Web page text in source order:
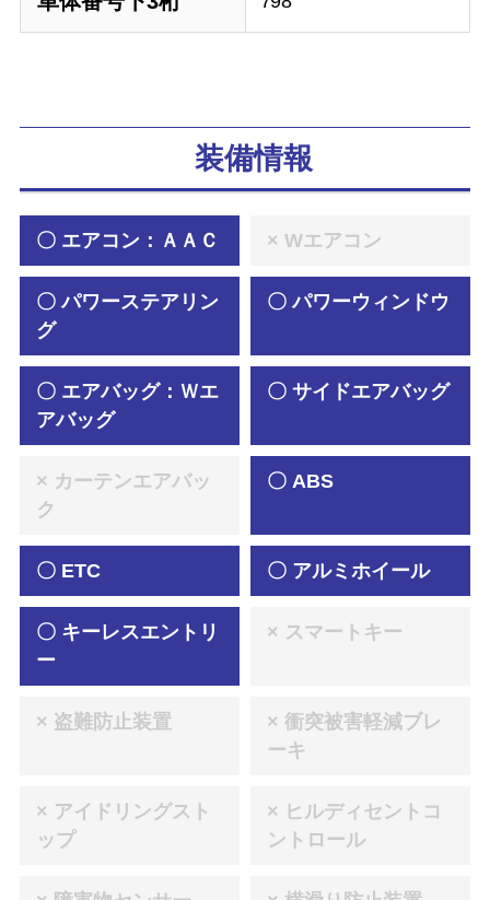
装備情報
〇 エアコン：ＡＡＣ × Wエアコン
〇 パワーステアリン
グ
〇 パワーウィンドウ
〇 エアバッグ：Ｗエ
アバッグ
〇 サイドエアバッグ
× カーテンエアバッ
ク
〇 ABS
〇 ETC 〇 アルミホイール
〇 キーレスエントリ
ー
× スマートキー
× 盗難防止装置
× 衝突被害軽減ブレ
ーキ
× アイドリングスト
ップ
× ヒルディセントコ
ントロール